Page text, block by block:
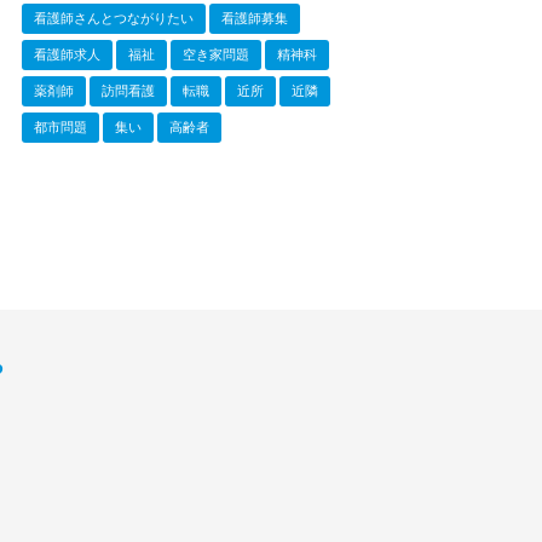
看護師さんとつながりたい 看護師募集
看護師求人 福祉 空き家問題 精神科
薬剤師 訪問看護 転職 近所 近隣
都市問題 集い 高齢者